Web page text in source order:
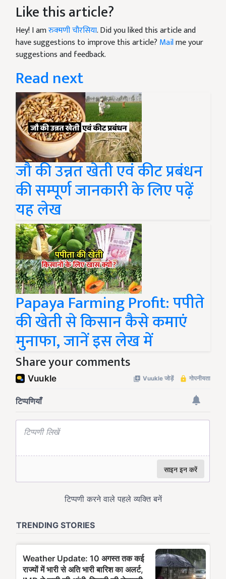
Like this article?
Hey! I amरुक्मणी चौरसिया. Did you liked this article and
have suggestions to improve this article? Mailme your
suggestions and feedback.
Read next
जौ की उन्नत खेती एवं कीट प्रबंधन
की सम्पूर्ण जानकारी के लिए पढ़ें
यह लेख
Papaya Farming Profit: पपीते
की खेती से किसान कैसे कमाएं
मुनाफा, जानें इस लेख में
Share your comments